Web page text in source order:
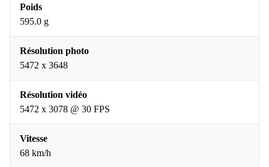
Poids
595.0 g
Résolution photo
5472 x 3648
Résolution vidéo
5472 x 3078 @ 30 FPS
Vitesse
68 km/h